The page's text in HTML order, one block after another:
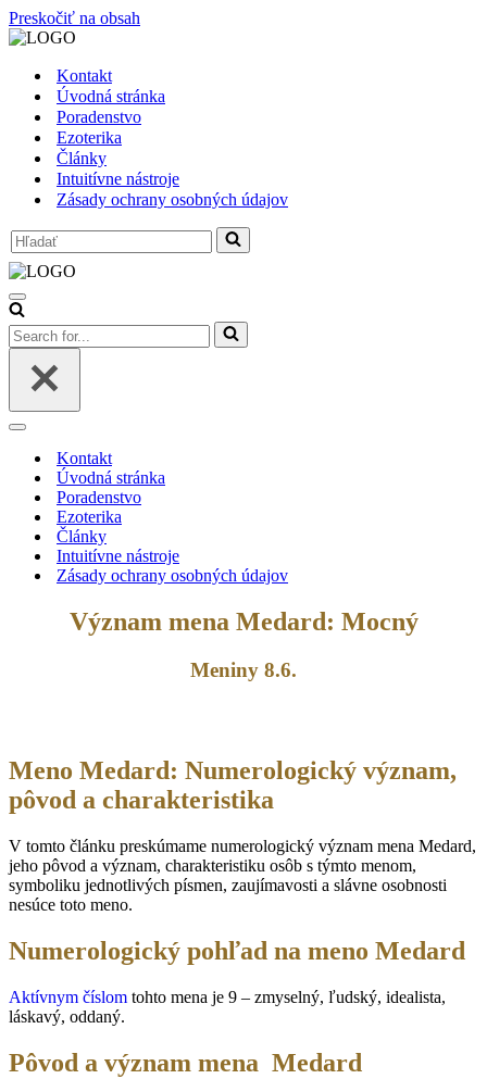
Preskočiť na obsah
Kontakt
Úvodná stránka
Poradenstvo
Ezoterika
Články
Intuitívne nástroje
Zásady ochrany osobných údajov
Search
for...
Menu
navigácie
Search
for...
Menu
navigácieKontakt
Úvodná stránka
Poradenstvo
Ezoterika
Články
Intuitívne nástroje
Zásady ochrany osobných údajov
Význam mena Medard: Mocný
Meniny 8.6.
Meno Medard: Numerologický význam,
pôvod a charakteristika
V tomto článku preskúmame numerologický význam mena Medard,
jeho pôvod a význam, charakteristiku osôb s týmto menom,
symboliku jednotlivých písmen, zaujímavosti a slávne osobnosti
nesúce toto meno.
Numerologický pohľad na meno Medard
Aktívnym číslom tohto mena je 9 – zmyselný, ľudský, idealista,
láskavý, oddaný.
Pôvod a význam mena Medard